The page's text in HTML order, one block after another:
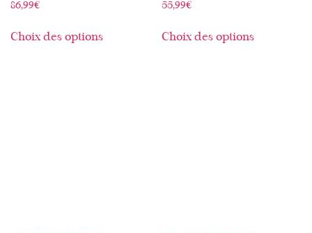
86,99€
Choix des options
55,99€
Choix des options